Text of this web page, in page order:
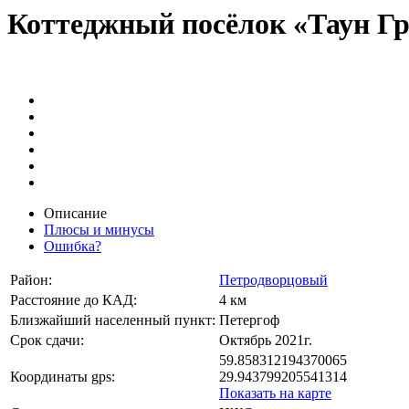
Коттеджный посёлок «Таун
Описание
Плюсы и минусы
Ошибка?
Район:
Петродворцовый
Расстояние до КАД:
4 км
Близжайший населенный пункт: Петергоф
Срок сдачи:
Октябрь 2021г.
Координаты gps:
59.858312194370065
29.943799205541314
Показать на карте